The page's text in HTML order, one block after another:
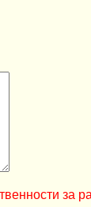
за